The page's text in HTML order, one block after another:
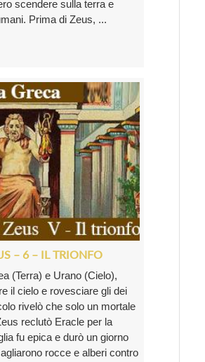
scendere sulla terra e
Prima di Zeus, ...
– 6 – IL TRIONFO
(Terra) e Urano (Cielo),
il cielo e rovesciare gli dei
rivelò che solo un mortale
reclutò Eracle per la
fu epica e durò un giorno
rocce e alberi contro